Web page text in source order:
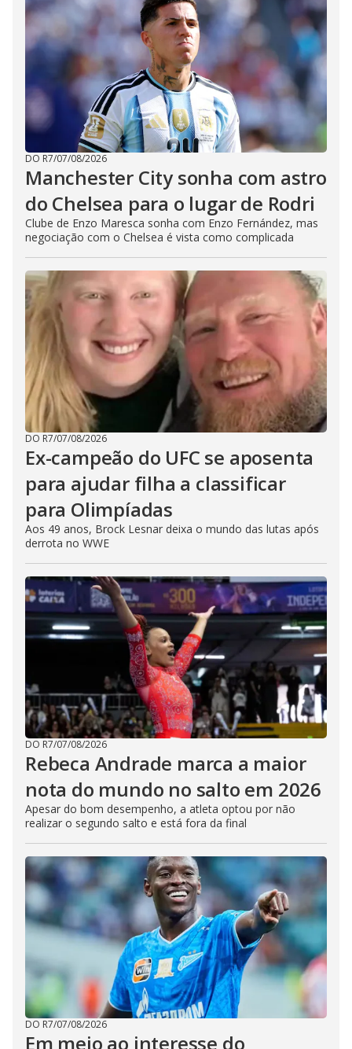
DO R7/07/08/2026
Manchester City sonha com astro
do Chelsea para o lugar de Rodri
Clube de Enzo Maresca sonha com Enzo Fernández, mas
negociação com o Chelsea é vista como complicada
DO R7/07/08/2026
Ex-campeão do UFC se aposenta
para ajudar filha a classificar
para Olimpíadas
Aos 49 anos, Brock Lesnar deixa o mundo das lutas após
derrota no WWE
DO R7/07/08/2026
Rebeca Andrade marca a maior
nota do mundo no salto em 2026
Apesar do bom desempenho, a atleta optou por não
realizar o segundo salto e está fora da final
DO R7/07/08/2026
Em meio ao interesse do